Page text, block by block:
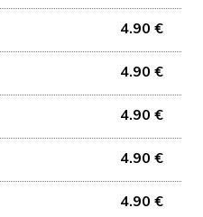
4.90 €
4.90 €
4.90 €
4.90 €
4.90 €